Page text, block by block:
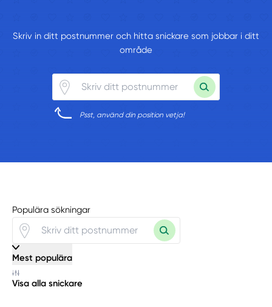
Skriv in ditt postnummer och hitta snickare som jobbar i ditt
område
Psst, använd din position vetja!
Populära sökningar
Mest populära
Visa alla snickare